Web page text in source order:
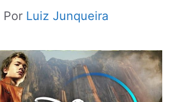
Por Luiz Junqueira